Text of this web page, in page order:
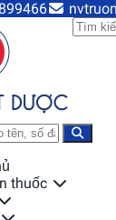
thuốc